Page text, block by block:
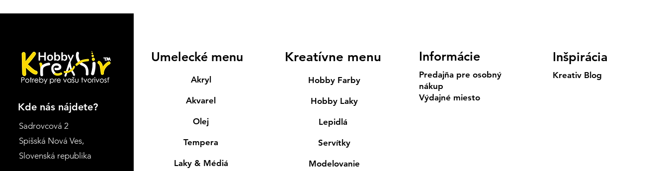
Kde nás nájdete?
Sadrovcová 2
Spišská Nová Ves,
Slovenská republika
Umelecké menu
Akryl
Akvarel
Olej
Tempera
Laky & Médiá
Kreatívne menu
Hobby Farby
Hobby Laky
Lepidlá
Servítky
Modelovanie
Informácie
Predajňa pre osobný
nákup
Výdajné miesto
Inšpirácia
Kreativ Blog